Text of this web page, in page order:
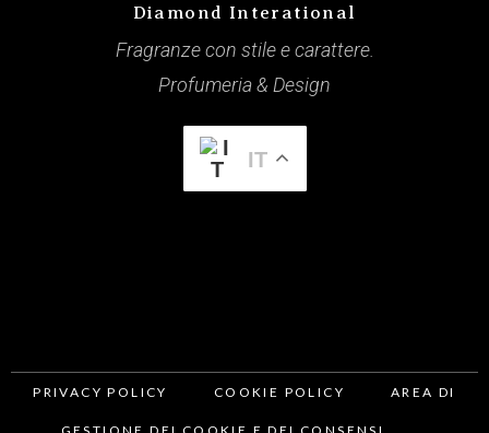
Diamond Interational
Fragranze con stile e carattere.
Profumeria & Design
IT
PRIVACY POLICY COOKIE POLICY AREA DI